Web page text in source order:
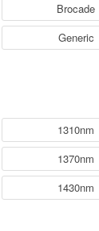
Brocade
Generic
1310nm
1370nm
1430nm